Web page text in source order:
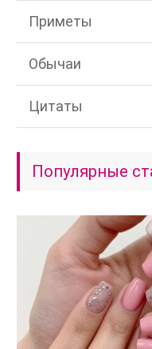
Приметы
Обычаи
Цитаты
Популярные